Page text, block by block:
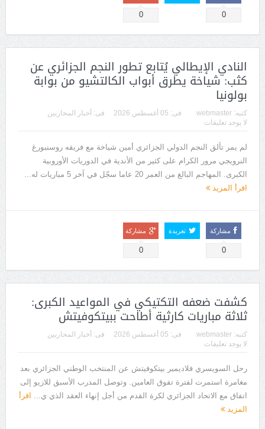
0
0
النادي الإيطالي يُتابع تطور النجم الجزائري عن
كثب: شياخة يطرق أبواب الكالتشيو من بوابة
بولونيا
كتبه: webmaster فى: 05 أغسطس 2026 فى: أخبار المحاربين
لا يوجد تعليقات
لم يمر تألق النجم الدولي الجزائري أمين شياخة مع فريقه روسنبورغ
النرويجي مرور الكرام على كثير من الأندية في الدوريات الأوروبية
الكبرى. المهاجم البالغ من العمر 20 عاما سجّل في آخر 5 مباريات له...
اقرأ المزيد
مشاركة
0
تغريدة مشاركة
0
كشفت ضعفه التكتيكي في المواعيد الكبرى:
ثلاثة مباريات كارثية أطاحت ببيتكوفيتش
كتبه: webmaster فى: 05 أغسطس 2026 فى: أخبار المحاربين
لا يوجد تعليقات
رحل السويسري فلاديمير بيتكوفيتش عن المنتخب الوطني الجزائري بعد
مغامرة استمرت لفترة تفوق العامين. وتوصل المدرب الأسبق للازيو إلى
اتفاق مع الاتحاد الجزائري لكرة القدم من أجل إنهاء العقد الذي ي... اقرأ
المزيد